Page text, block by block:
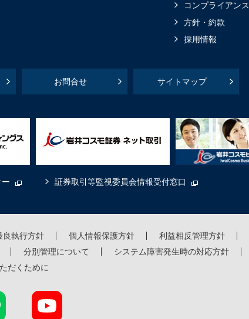
コンプライアンス
方針・約款
採用情報
お問合せ サイトマップ
証券取引等監視委員会情報受付窓口
良執行方針 個人情報保護方針
利益相反管理方針
分別管理について システム障害発生時の対応方針
だくために